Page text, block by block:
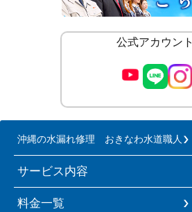
公式アカウント
沖縄の水漏れ修理 おきなわ水道職人
サービス内容
料金一覧